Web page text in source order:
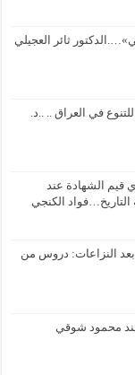
ثائر العجيلي
في العراق .. ..د.
قيم الشهادة عند
الكنجي
بعد النزاعات: دروس من
محمود شوقي